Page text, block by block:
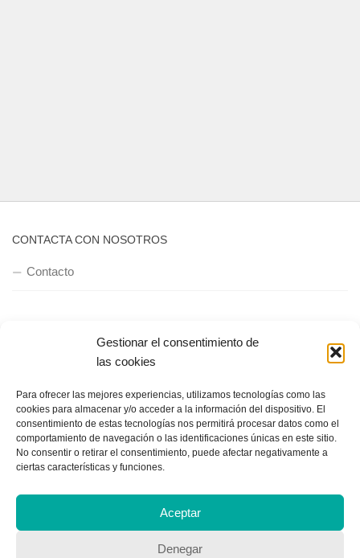
Gestionar el consentimiento de
las cookies
Para ofrecer las mejores experiencias, utilizamos tecnologías como las
cookies para almacenar y/o acceder a la información del dispositivo. El
consentimiento de estas tecnologías nos permitirá procesar datos como el
comportamiento de navegación o las identificaciones únicas en este sitio.
No consentir o retirar el consentimiento, puede afectar negativamente a
ciertas características y funciones.
Aceptar
Denegar
CONTACTA CON NOSOTROS
Contacto
Quienes somos
POLÍTICA DE PRIVACIDAD
Política de privacidad